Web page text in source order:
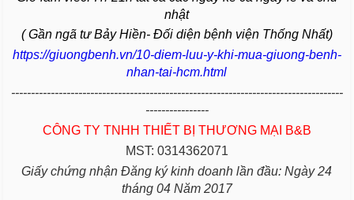
nhật
( Gần ngã tư Bảy Hiền- Đối diện bệnh viện Thống Nhất)
https://giuongbenh.vn/10-diem-luu-y-khi-mua-giuong-benh-
nhan-tai-hcm.html
------------------------------------------------------------------------------------
----------------
CÔNG TY TNHH THIẾT BỊ THƯƠNG MẠI B&B
MST: 0314362071
Giấy chứng nhận Đăng ký kinh doanh lần đầu: Ngày 24
tháng 04 Năm 2017